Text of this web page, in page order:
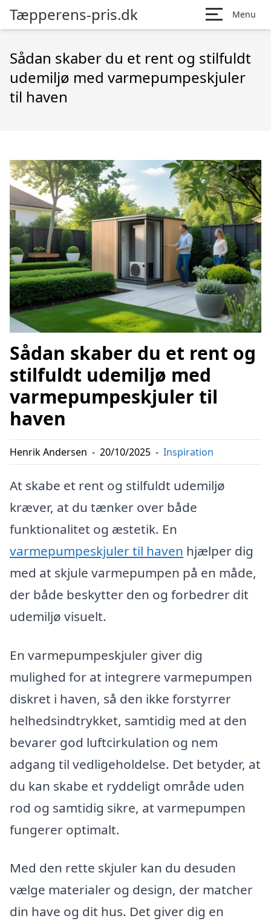
Tæpperens-pris.dk Menu
Sådan skaber du et rent og stilfuldt
udemiljø med varmepumpeskjuler
til haven
Sådan skaber du et rent og
stilfuldt udemiljø med
varmepumpeskjuler til
haven
Henrik Andersen - 20/10/2025 - Inspiration
At skabe et rent og stilfuldt udemiljø
kræver, at du tænker over både
funktionalitet og æstetik. En
varmepumpeskjuler til haven hjælper dig
med at skjule varmepumpen på en måde,
der både beskytter den og forbedrer dit
udemiljø visuelt.
En varmepumpeskjuler giver dig
mulighed for at integrere varmepumpen
diskret i haven, så den ikke forstyrrer
helhedsindtrykket, samtidig med at den
bevarer god luftcirkulation og nem
adgang til vedligeholdelse. Det betyder, at
du kan skabe et ryddeligt område uden
rod og samtidig sikre, at varmepumpen
fungerer optimalt.
Med den rette skjuler kan du desuden
vælge materialer og design, der matcher
din have og dit hus. Det giver dig en